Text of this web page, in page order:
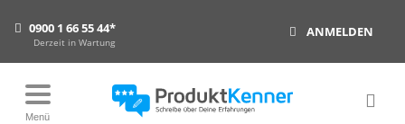
0900 1 66 55 44*
Derzeit in Wartung
ANMELDEN
Menü